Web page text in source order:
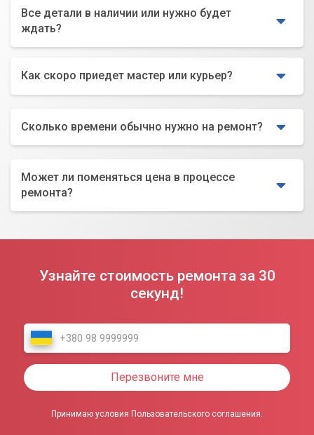
Все детали в наличии или нужно будет
ждать?
Как скоро приедет мастер или курьер?
Сколько времени обычно нужно на ремонт?
Может ли поменяться цена в процессе
ремонта?
Узнайте стоимость ремонта за 30
секунд!
Перезвоните мне
Принимаю условия Пользовательского соглашения.